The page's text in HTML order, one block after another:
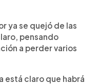
ya se quejó de las
pensando
a perder varios
está claro que habrá